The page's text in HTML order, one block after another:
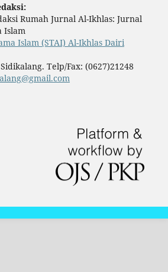
Rumah Jurnal Al-Ikhlas: Jurnal
Islam
Islam (STAI) Al-Ikhlas Dairi
Telp/Fax: (0627)21248